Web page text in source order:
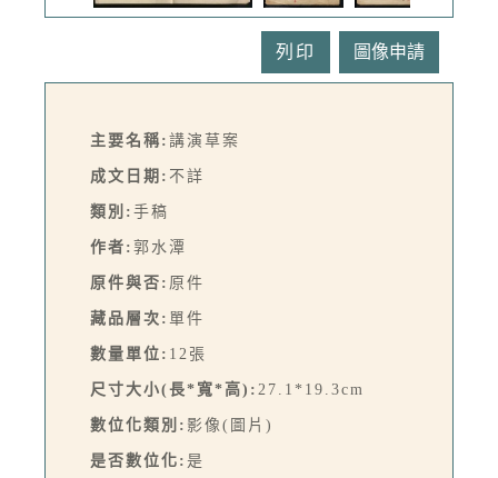
列印
主要名稱: 講演草案
成文日期: 不詳
類別: 手稿
作者: 郭水潭
原件與否: 原件
藏品層次: 單件
數量單位: 12張
尺寸大小(長*寬*高): 27.1*19.3cm
數位化類別: 影像(圖片)
是否數位化: 是